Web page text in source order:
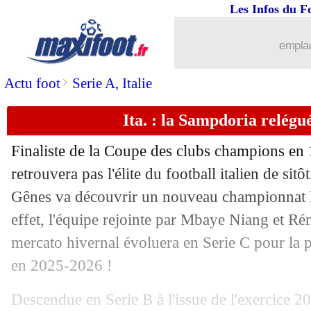
Actu foot> Serie A, Italie
Les Infos du
Ita. : la Sampdoria
Finaliste de la Coupe des clubs champions
retrouvera pas l'élite du football italien de
Gênes va découvrir un nouveau
effet, l'équipe rejointe par Mbaye Niang et
mercato hivernal évoluera en Serie C pour la
en 2025-2026 !
Descendue en Serie B à l'issue de l'exercice
: Saúl Ñiguez ne restera pas
14/05 Man Utd: Hudson-Odoi dans le
14/05 Ballon d'Or: Capello vote Yamal
: le fils de CR7 déjà très
14/05 Sporting: Gyökeres se rapproche
14/05 Man City: Wirtz a rencontré la
14/05 Shakhtar : Naples avance aussi pour